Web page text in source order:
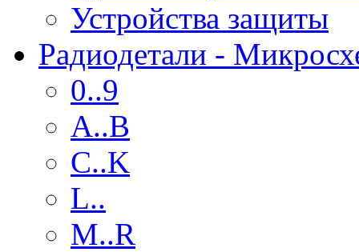
Устройства защиты
Радиодетали -
0..9
A..B
C..K
L..
M..R